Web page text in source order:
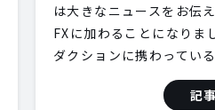
は大きなニュースをお
FXに加わることになりま
ダクションに携わって
記